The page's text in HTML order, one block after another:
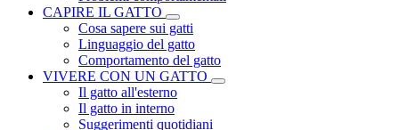
CAPIRE IL GATTO
Cosa sapere sui gatti
Linguaggio del gatto
Comportamento del gatto
VIVERE CON UN GATTO
Il gatto all'esterno
Il gatto in interno
Suggerimenti quotidiani